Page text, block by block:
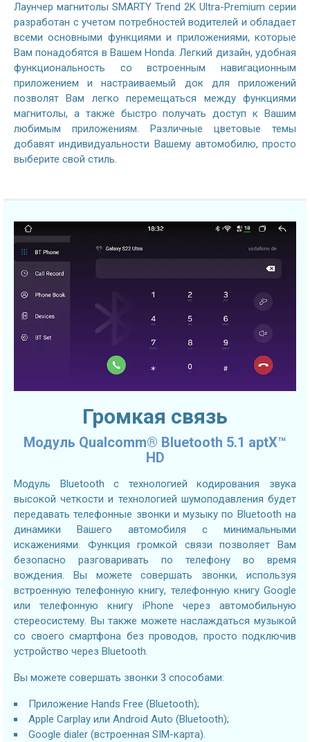
Лаунчер магнитолы SMARTY Trend 2K Ultra-Premium серии
разработан с учетом потребностей водителей и обладает
всеми основными функциями и приложениями, которые
Вам понадобятся в Вашем Honda. Легкий дизайн, удобная
функциональность со встроенным навигационным
приложением и настраиваемый док для приложений
позволят Вам легко перемещаться между функциями
магнитолы, а также быстро получать доступ к Вашим
любимым приложениям. Различные цветовые темы
добавят индивидуальности Вашему автомобилю, просто
выберите свой стиль.
Громкая связь
Модуль Qualcomm® Bluetooth 5.1 aptX™
HD
Модуль Bluetooth с технологией кодирования звука
высокой четкости и технологией шумоподавления будет
передавать телефонные звонки и музыку по Bluetooth на
динамики Вашего автомобиля с минимальными
искажениями. Функция громкой связи позволяет Вам
безопасно разговаривать по телефону во время
вождения. Вы можете совершать звонки, используя
встроенную телефонную книгу, телефонную книгу Google
или телефонную книгу iPhone через автомобильную
стереосистему. Вы также можете наслаждаться музыкой
со своего смартфона без проводов, просто подключив
устройство через Bluetooth.
Вы можете совершать звонки 3 способами:
Приложение Hands Free (Bluetooth);
Apple Carplay или Android Auto (Bluetooth);
Google dialer (встроенная SIM-карта).